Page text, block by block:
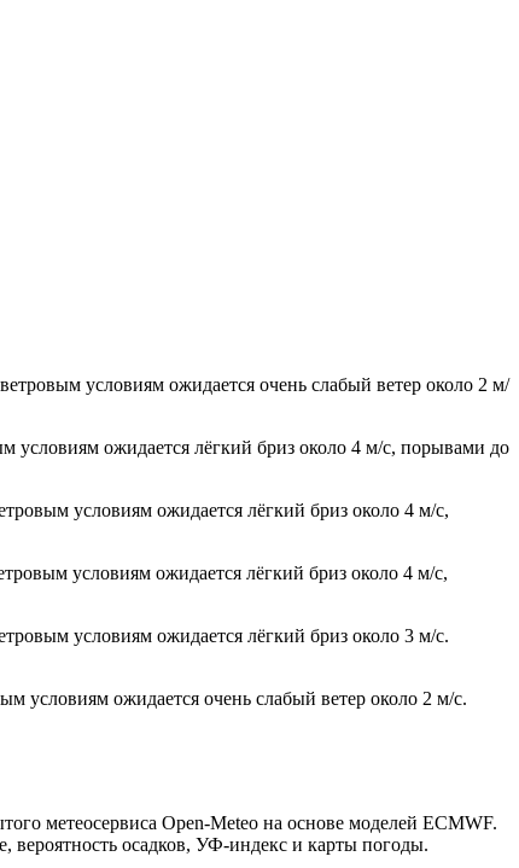
условиям ожидается очень слабый ветер около 2 м/
условиям ожидается лёгкий бриз около 4 м/с, порывами до
условиям ожидается лёгкий бриз около 4 м/с,
условиям ожидается лёгкий бриз около 4 м/с,
условиям ожидается лёгкий бриз около 3 м/с.
условиям ожидается очень слабый ветер около 2 м/с.
метеосервиса Open-Meteo на основе моделей ECMWF.
вероятность осадков, УФ-индекс и карты погоды.